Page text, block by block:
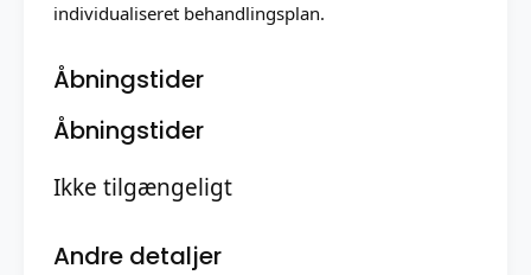
individualiseret behandlingsplan.
Åbningstider
Åbningstider
Ikke tilgængeligt
Andre detaljer